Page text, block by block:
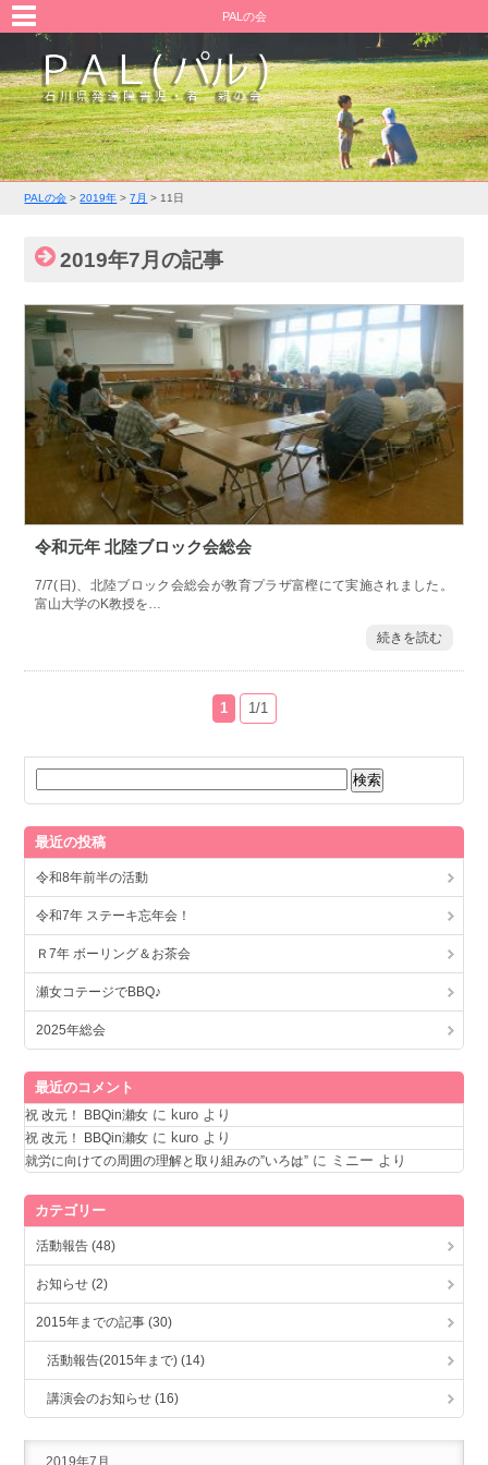
PALの会
PALの会 >2019年 >7月 > 11日
2019年7月の記事
令和元年 北陸ブロック会総会
7/7(日)、北陸ブロック会総会が教育プラザ富樫にて実施されました。
富山大学のK教授を…
続きを読む
1 1/1
最近の投稿
令和8年前半の活動
令和7年 ステーキ忘年会！
Ｒ7年 ボーリング＆お茶会
瀬女コテージでBBQ♪
2025年総会
最近のコメント
祝 改元！ BBQin瀬女 に kuro より
祝 改元！ BBQin瀬女 に kuro より
就労に向けての周囲の理解と取り組みの”いろは” に ミニー より
カテゴリー
活動報告 (48)
お知らせ (2)
2015年までの記事 (30)
活動報告(2015年まで) (14)
講演会のお知らせ (16)
2019年7月